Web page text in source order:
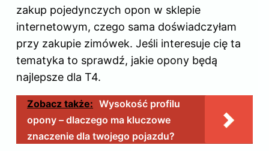
zakup pojedynczych opon w sklepie
internetowym, czego sama doświadczyłam
przy zakupie zimówek. Jeśli interesuje cię ta
tematyka to sprawdź, jakie opony będą
najlepsze dla T4.
Zobacz także: Wysokość profilu
opony – dlaczego ma kluczowe
znaczenie dla twojego pojazdu?